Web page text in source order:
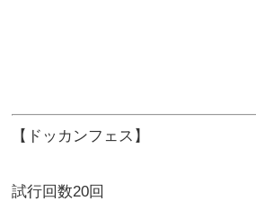
【ドッカンフェス】
試行回数20回